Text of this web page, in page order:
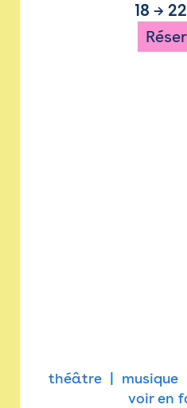
18 →
théâtre musique
voir en